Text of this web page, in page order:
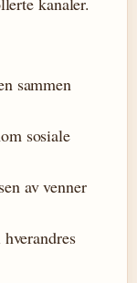
sammen
sosiale
av venner